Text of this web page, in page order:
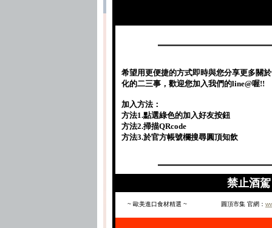
希望用更便捷的方式即時與您分享更多關
化的二三事，歡迎您加入我們的line@喔!!
加入方法：
方法1.點選綠色的加入好友按鈕
方法2.掃描QRcode
方法3.於官方帳號欄搜尋圓頂知飲
禁止酒
~ 歐美進口食材精選 ~ 圓頂市集 官網：